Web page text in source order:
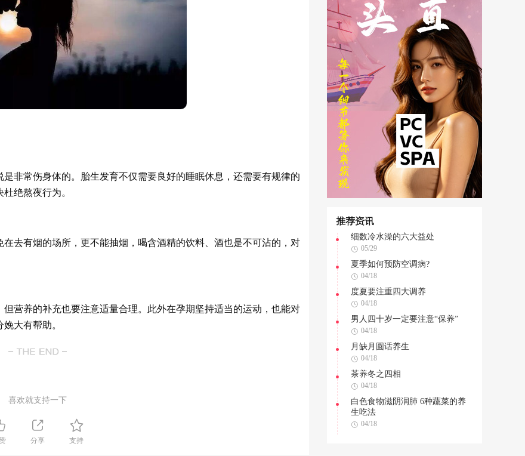
非常伤身体的。胎生发育不仅需要良好的睡眠休息，还需要有规律的
绝熬夜行为。
去有烟的场所，更不能抽烟，喝含酒精的饮料、酒也是不可沾的，对
营养的补充也要注意适量合理。此外在孕期坚持适当的运动，也能对
大有帮助。
喜欢就支持一下
分享 支持
推荐资讯
细数冷水澡的六大益处
05/29
夏季如何预防空调病?
04/18
度夏要注重四大调养
04/18
男人四十岁一定要注意“保养”
04/18
月缺月圆话养生
04/18
茶养冬之四相
04/18
白色食物滋阴润肺 6种蔬菜的养
生吃法
04/18